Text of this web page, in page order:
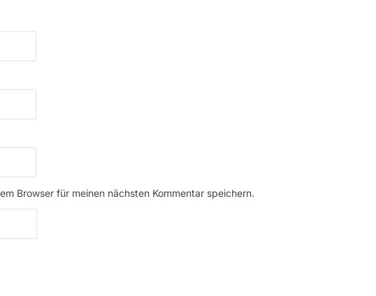
Browser für meinen nächsten Kommentar speichern.